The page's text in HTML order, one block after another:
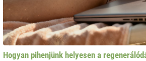
Hogyan pihenjünk helyesen a